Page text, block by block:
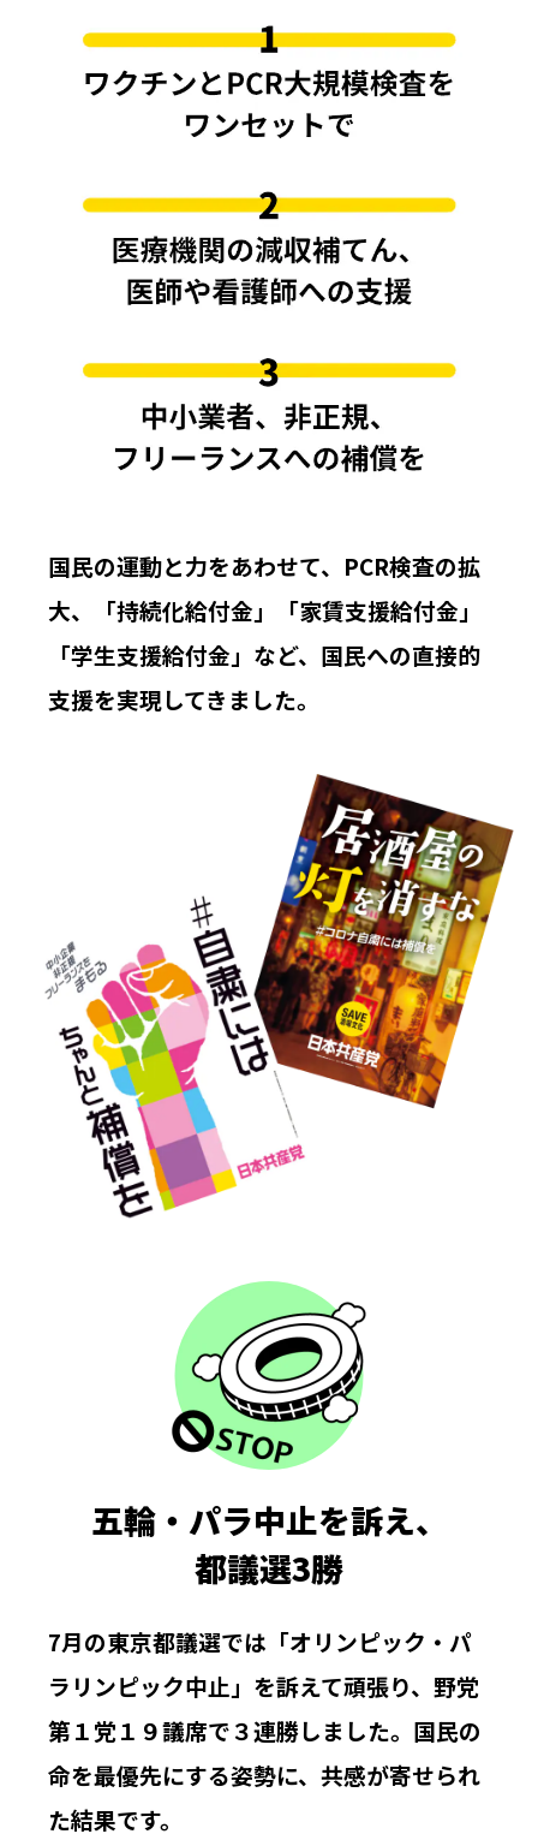
国民の運動と力をあわせて、PCR検査の拡
大、「持続化給付金」「家賃支援給付金」
「学生支援給付金」など、国民への直接的
支援を実現してきました。
五輪・パラ中止を訴え、
都議選3勝
7月の東京都議選では「オリンピック・パ
ラリンピック中止」を訴えて頑張り、野党
第１党１９議席で３連勝しました。国民の
命を最優先にする姿勢に、共感が寄せられ
た結果です。